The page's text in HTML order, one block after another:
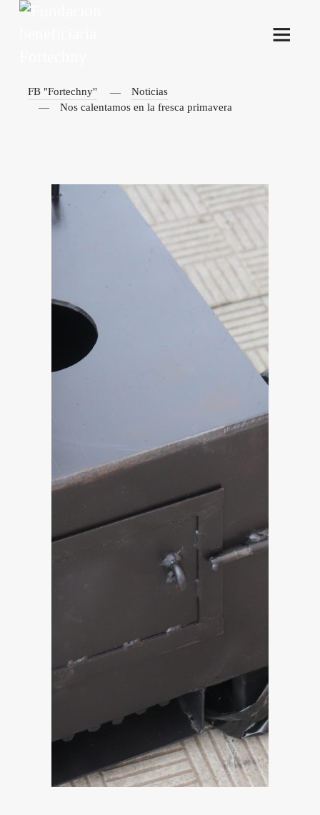
FB "Fortechny"
Noticias
Nos calentamos en la fresca primavera